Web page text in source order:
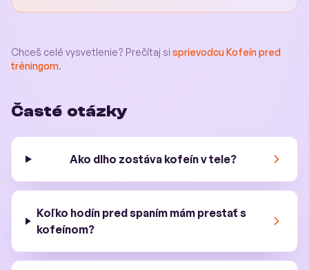
Chceš celé vysvetlenie? Prečítaj si sprievodcu Kofeín pred
tréningom.
Časté otázky
Ako dlho zostáva kofeín v tele?
Koľko hodín pred spaním mám prestať s
kofeínom?